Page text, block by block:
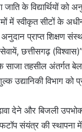
के विद्यार्थियों को
में स्वीकृत सीटों के
प्राप्त शिक्षण
छत्तीसगढ़
तहसील अंतर्गत
उद्यानिकी विभाग को
देने और बिजली
संयंत्र की स्थापना में